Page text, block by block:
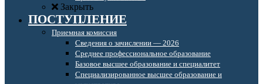
Закрыть
ПОСТУПЛЕНИЕ
Приемная комиссия
Сведения о зачислении — 2026
Среднее профессиональное образование
Базовое высшее образование и специалитет
Специализированное высшее образование и